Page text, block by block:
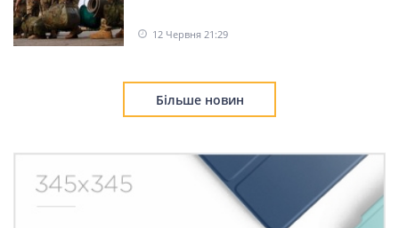
12 Червня 21:29
Більше новин